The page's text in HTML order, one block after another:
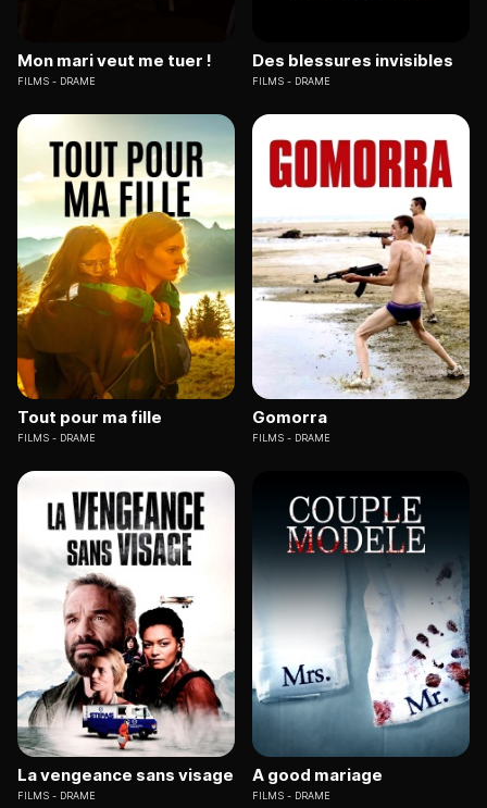
Mon mari veut me tuer !
FILMS DRAME
Des blessures invisibles
FILMS DRAME
Tout pour ma fille
FILMS DRAME
Gomorra
FILMS DRAME
La vengeance sans visage
FILMS DRAME
A good mariage
FILMS DRAME